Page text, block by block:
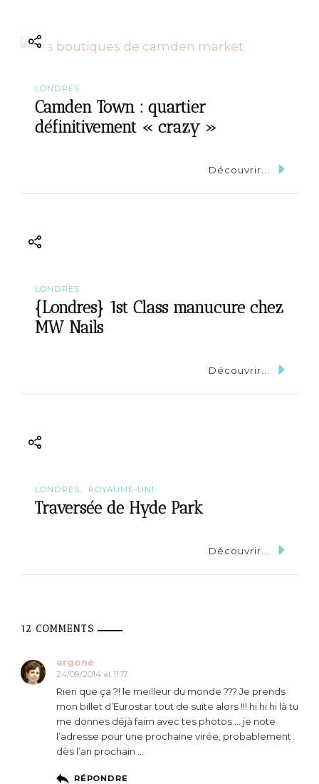
LONDRES
Camden Town : quartier
définitivement « crazy »
Découvrir...
LONDRES
{Londres} 1st Class manucure chez
MW Nails
Découvrir...
LONDRES ROYAUME-UNI
Traversée de Hyde Park
Découvrir...
12 COMMENTS
argone
24/09/2014 at 11:17
Rien que ça ?! le meilleur du monde ??? Je prends
mon billet d’Eurostar tout de suite alors !!! hi hi hi là tu
me donnes déjà faim avec tes photos … je note
l’adresse pour une prochaine virée, probablement
dès l’an prochain …
RÉPONDRE